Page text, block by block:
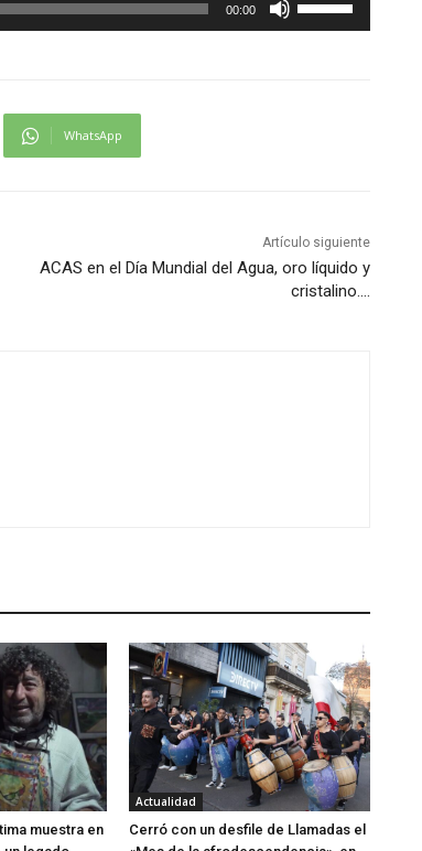
00:00
t
t
a
a
r
r
i
b
a
WhatsApp
Artículo siguiente
ACAS en el Día Mundial del Agua, oro líquido y
cristalino….
muestra en
Actualidad
Cerró con un desfile de Llamadas el